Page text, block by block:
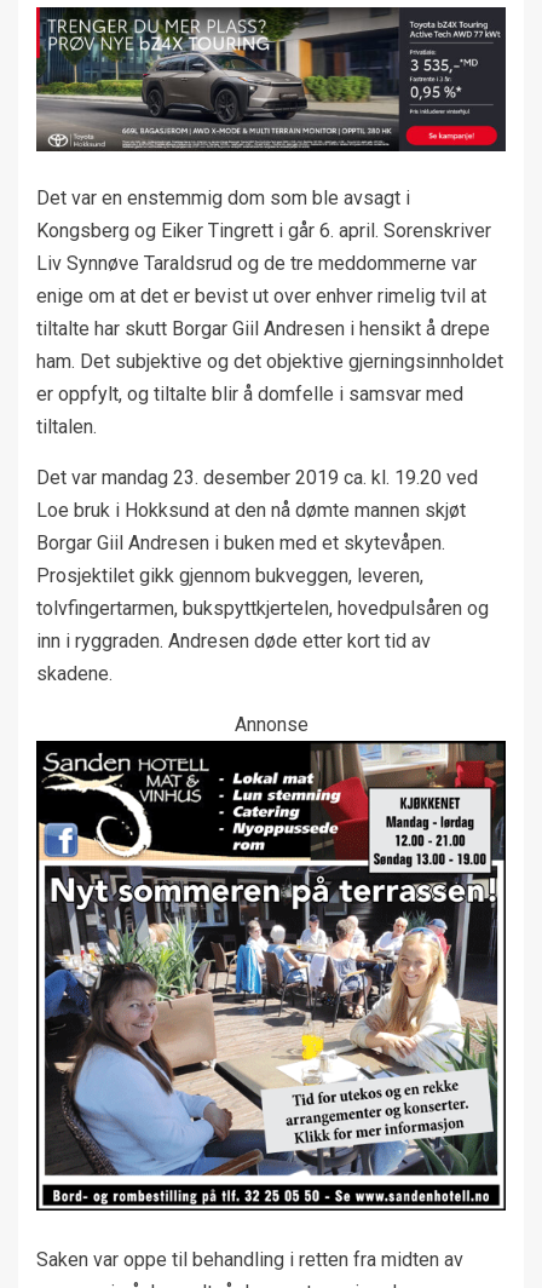
Det var en enstemmig dom som ble avsagt i
Kongsberg og Eiker Tingrett i går 6. april. Sorenskriver
Liv Synnøve Taraldsrud og de tre meddommerne var
enige om at det er bevist ut over enhver rimelig tvil at
tiltalte har skutt Borgar Giil Andresen i hensikt å drepe
ham. Det subjektive og det objektive gjerningsinnholdet
er oppfylt, og tiltalte blir å domfelle i samsvar med
tiltalen.
Det var mandag 23. desember 2019 ca. kl. 19.20 ved
Loe bruk i Hokksund at den nå dømte mannen skjøt
Borgar Giil Andresen i buken med et skytevåpen.
Prosjektilet gikk gjennom bukveggen, leveren,
tolvfingertarmen, bukspyttkjertelen, hovedpulsåren og
inn i ryggraden. Andresen døde etter kort tid av
skadene.
Annonse
Saken var oppe til behandling i retten fra midten av